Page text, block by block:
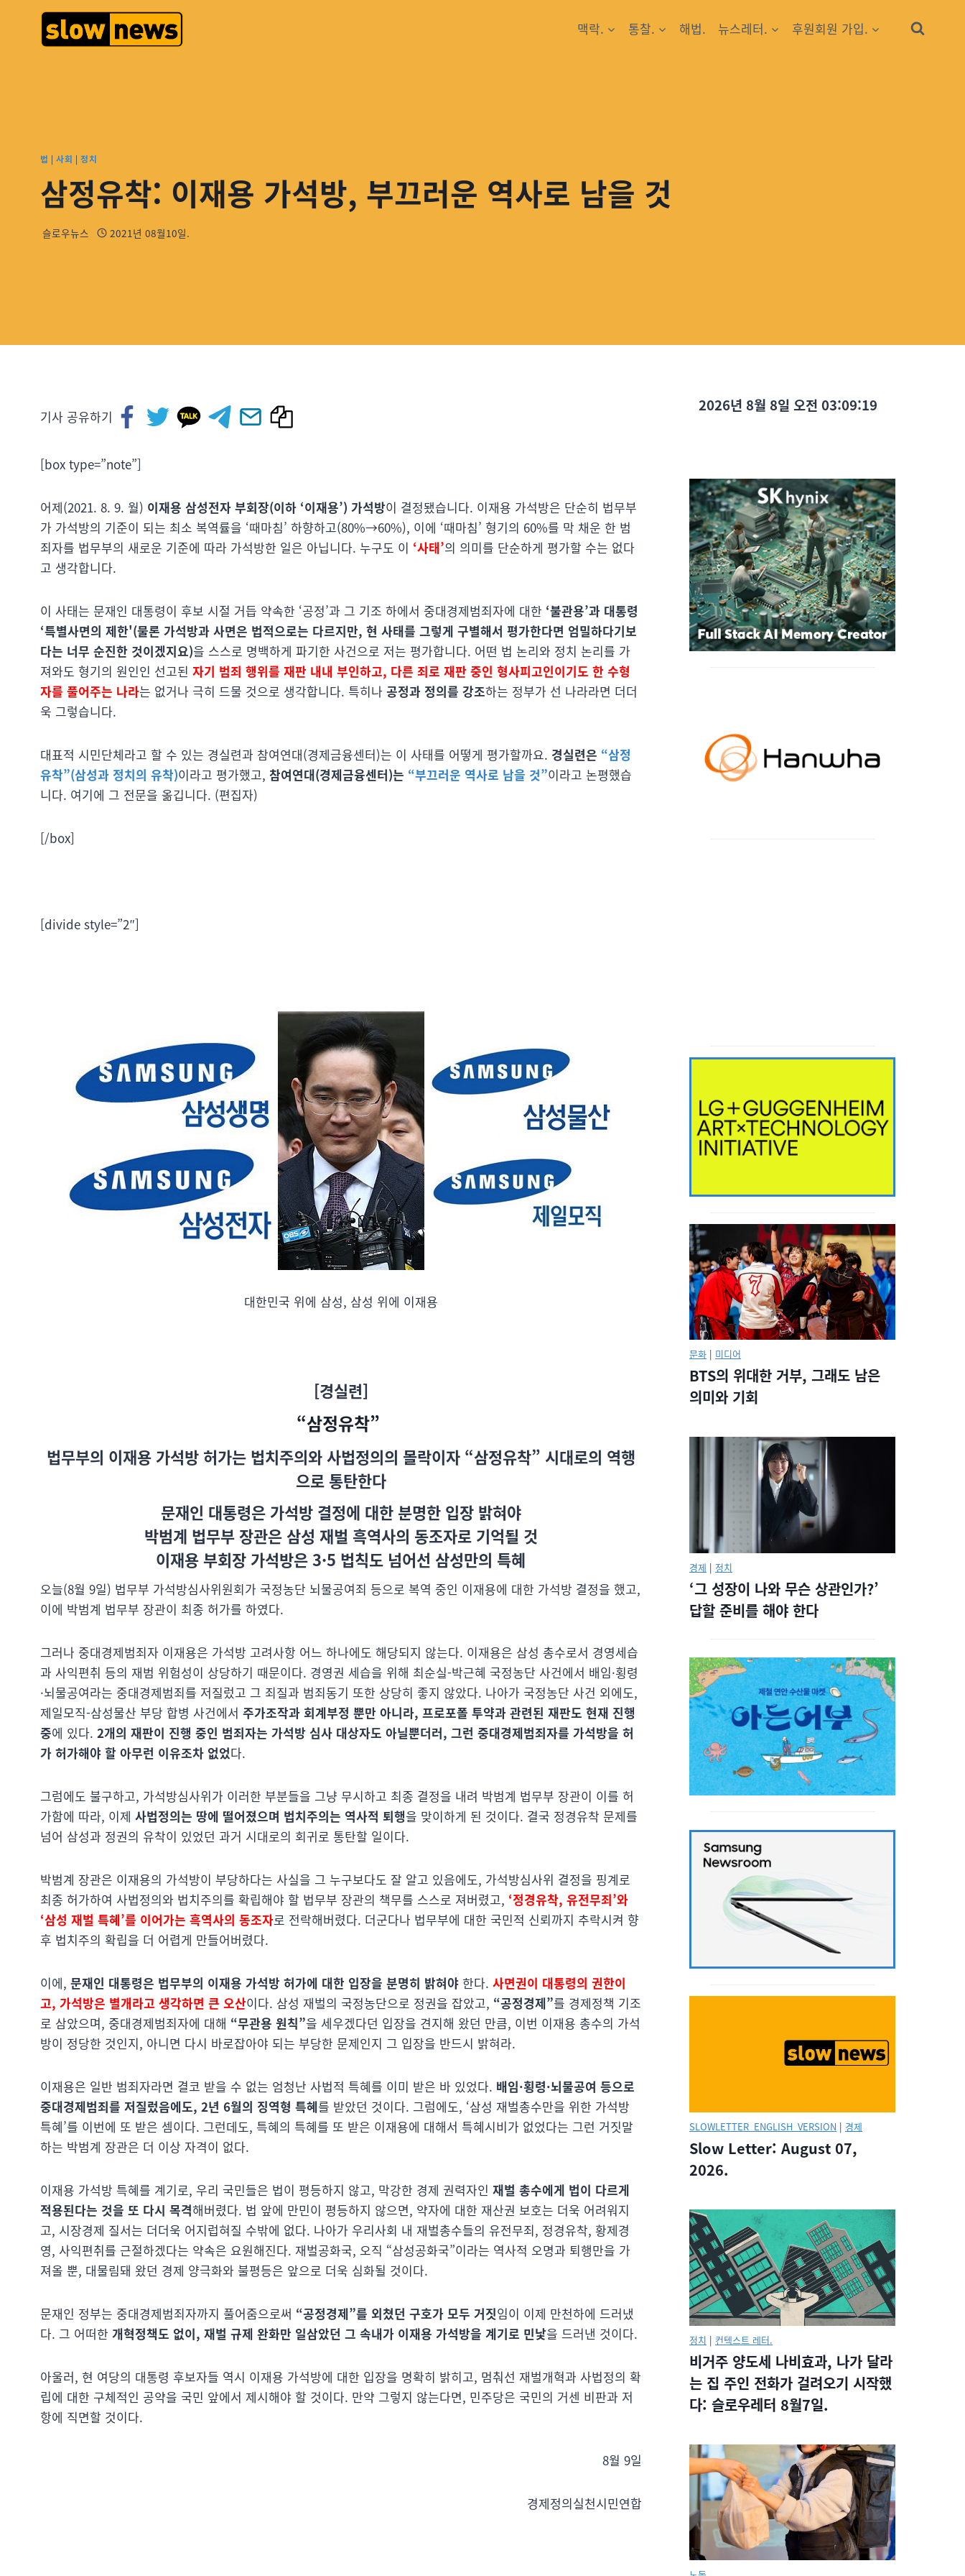
맥락. 통찰. 해법. 뉴스레터. 후원회원 가입.
법 |사회 |정치
삼정유착: 이재용 가석방, 부끄러운 역사로 남을 것
슬로우뉴스 2021년 08월10일.
기사 공유하기
[box type=”note”]
어제(2021. 8. 9. 월) 이재용 삼성전자 부회장(이하 ‘이재용’) 가석방이 결정됐습니다. 이재용 가석방은 단순히 법무부
가 가석방의 기준이 되는 최소 복역률을 ‘때마침’ 하향하고(80%→60%), 이에 ‘때마침’ 형기의 60%를 막 채운 한 범
죄자를 법무부의 새로운 기준에 따라 가석방한 일은 아닙니다. 누구도 이 ‘사태’의 의미를 단순하게 평가할 수는 없다
고 생각합니다.
이 사태는 문재인 대통령이 후보 시절 거듭 약속한 ‘공정’과 그 기조 하에서 중대경제범죄자에 대한 ‘불관용’과 대통령
‘특별사면의 제한'(물론 가석방과 사면은 법적으로는 다르지만, 현 사태를 그렇게 구별해서 평가한다면 엄밀하다기보
다는 너무 순진한 것이겠지요)을 스스로 명백하게 파기한 사건으로 저는 평가합니다. 어떤 법 논리와 정치 논리를 가
져와도 형기의 원인인 선고된 자기 범죄 행위를 재판 내내 부인하고, 다른 죄로 재판 중인 형사피고인이기도 한 수형
자를 풀어주는 나라는 없거나 극히 드물 것으로 생각합니다. 특히나 공정과 정의를 강조하는 정부가 선 나라라면 더더
욱 그렇습니다.
대표적 시민단체라고 할 수 있는 경실련과 참여연대(경제금융센터)는 이 사태를 어떻게 평가할까요. 경실련은 “삼정
유착”(삼성과 정치의 유착)이라고 평가했고, 참여연대(경제금융센터)는 “부끄러운 역사로 남을 것”이라고 논평했습
니다. 여기에 그 전문을 옮깁니다. (편집자)
[/box]
[divide style=”2″]
대한민국 위에 삼성, 삼성 위에 이재용
[경실련]
“삼정유착”
법무부의 이재용 가석방 허가는 법치주의와 사법정의의 몰락이자 “삼정유착” 시대로의 역행
으로 통탄한다
문재인 대통령은 가석방 결정에 대한 분명한 입장 밝혀야
박범계 법무부 장관은 삼성 재벌 흑역사의 동조자로 기억될 것
이재용 부회장 가석방은 3·5 법칙도 넘어선 삼성만의 특혜
오늘(8월 9일) 법무부 가석방심사위원회가 국정농단 뇌물공여죄 등으로 복역 중인 이재용에 대한 가석방 결정을 했고,
이에 박범계 법무부 장관이 최종 허가를 하였다.
그러나 중대경제범죄자 이재용은 가석방 고려사항 어느 하나에도 해당되지 않는다. 이재용은 삼성 총수로서 경영세습
과 사익편취 등의 재범 위험성이 상당하기 때문이다. 경영권 세습을 위해 최순실-박근혜 국정농단 사건에서 배임·횡령
·뇌물공여라는 중대경제범죄를 저질렀고 그 죄질과 범죄동기 또한 상당히 좋지 않았다. 나아가 국정농단 사건 외에도,
제일모직-삼성물산 부당 합병 사건에서 주가조작과 회계부정 뿐만 아니라, 프로포폴 투약과 관련된 재판도 현재 진행
중에 있다. 2개의 재판이 진행 중인 범죄자는 가석방 심사 대상자도 아닐뿐더러, 그런 중대경제범죄자를 가석방을 허
가 허가해야 할 아무런 이유조차 없었다.
그럼에도 불구하고, 가석방심사위가 이러한 부분들을 그냥 무시하고 최종 결정을 내려 박범계 법무부 장관이 이를 허
가함에 따라, 이제 사법정의는 땅에 떨어졌으며 법치주의는 역사적 퇴행을 맞이하게 된 것이다. 결국 정경유착 문제를
넘어 삼성과 정권의 유착이 있었던 과거 시대로의 회귀로 통탄할 일이다.
박범계 장관은 이재용의 가석방이 부당하다는 사실을 그 누구보다도 잘 알고 있음에도, 가석방심사위 결정을 핑계로
최종 허가하여 사법정의와 법치주의를 확립해야 할 법무부 장관의 책무를 스스로 져버렸고, ‘정경유착, 유전무죄’와
‘삼성 재벌 특혜’를 이어가는 흑역사의 동조자로 전락해버렸다. 더군다나 법무부에 대한 국민적 신뢰까지 추락시켜 향
후 법치주의 확립을 더 어렵게 만들어버렸다.
이에, 문재인 대통령은 법무부의 이재용 가석방 허가에 대한 입장을 분명히 밝혀야 한다. 사면권이 대통령의 권한이
고, 가석방은 별개라고 생각하면 큰 오산이다. 삼성 재벌의 국정농단으로 정권을 잡았고, “공정경제”를 경제정책 기조
로 삼았으며, 중대경제범죄자에 대해 “무관용 원칙”을 세우겠다던 입장을 견지해 왔던 만큼, 이번 이재용 총수의 가석
방이 정당한 것인지, 아니면 다시 바로잡아야 되는 부당한 문제인지 그 입장을 반드시 밝혀라.
이재용은 일반 범죄자라면 결코 받을 수 없는 엄청난 사법적 특혜를 이미 받은 바 있었다. 배임·횡령·뇌물공여 등으로
중대경제범죄를 저질렀음에도, 2년 6월의 징역형 특혜를 받았던 것이다. 그럼에도, ‘삼성 재벌총수만을 위한 가석방
특혜’를 이번에 또 받은 셈이다. 그런데도, 특혜의 특혜를 또 받은 이재용에 대해서 특혜시비가 없었다는 그런 거짓말
하는 박범계 장관은 더 이상 자격이 없다.
이재용 가석방 특혜를 계기로, 우리 국민들은 법이 평등하지 않고, 막강한 경제 권력자인 재벌 총수에게 법이 다르게
적용된다는 것을 또 다시 목격해버렸다. 법 앞에 만민이 평등하지 않으면, 약자에 대한 재산권 보호는 더욱 어려워지
고, 시장경제 질서는 더더욱 어지럽혀질 수밖에 없다. 나아가 우리사회 내 재벌총수들의 유전무죄, 정경유착, 황제경
영, 사익편취를 근절하겠다는 약속은 요원해진다. 재벌공화국, 오직 “삼성공화국”이라는 역사적 오명과 퇴행만을 가
져올 뿐, 대물림돼 왔던 경제 양극화와 불평등은 앞으로 더욱 심화될 것이다.
문재인 정부는 중대경제범죄자까지 풀어줌으로써 “공정경제”를 외쳤던 구호가 모두 거짓임이 이제 만천하에 드러냈
다. 그 어떠한 개혁정책도 없이, 재벌 규제 완화만 일삼았던 그 속내가 이재용 가석방을 계기로 민낯을 드러낸 것이다.
아울러, 현 여당의 대통령 후보자들 역시 이재용 가석방에 대한 입장을 명확히 밝히고, 멈춰선 재벌개혁과 사법정의 확
립에 대한 구체적인 공약을 국민 앞에서 제시해야 할 것이다. 만약 그렇지 않는다면, 민주당은 국민의 거센 비판과 저
항에 직면할 것이다.
8월 9일
경제정의실천시민연합
2026년 8월 8일 오전 03:09:20
문화 | 미디어
BTS의 위대한 거부, 그래도 남은
의미와 기회
경제 | 정치
‘그 성장이 나와 무슨 상관인가?’
답할 준비를 해야 한다
SLOWLETTER_ENGLISH_VERSION | 경제
Slow Letter: August 07,
2026.
정치 | 컨텍스트 레터.
비거주 양도세 나비효과, 나가 달라
는 집 주인 전화가 걸려오기 시작했
다: 슬로우레터 8월7일.